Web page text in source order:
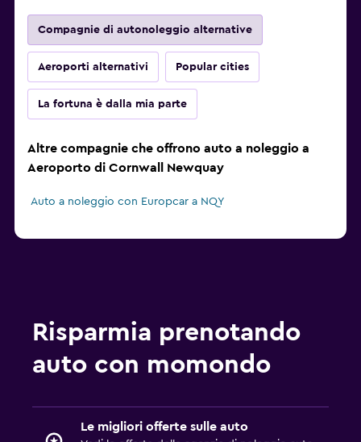
Compagnie di autonoleggio alternative
Aeroporti alternativi Popular cities
La fortuna è dalla mia parte
Altre compagnie che offrono auto a noleggio a
Aeroporto di Cornwall Newquay
Auto a noleggio con Europcar a NQY
Risparmia prenotando
auto con momondo
Le migliori offerte sulle auto